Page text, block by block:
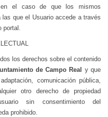
en el caso de que los mismos
que el Usuario accede a través
portal.
los derechos sobre el contenido
de Campo Real y que
comunicación pública,
otro derecho de propiedad
sin consentimiento del
prohibido.